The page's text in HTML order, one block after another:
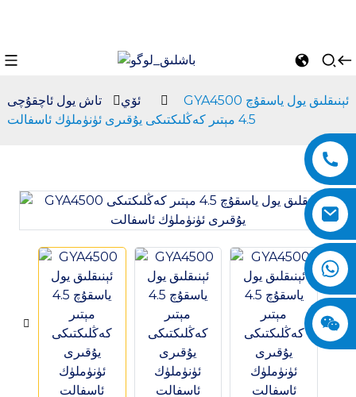
ئۆي تاش يول ئاچقۇچى
GYA4500 ئېنىقلىق يول ياسقۇچ
4.5 مېتىر كەڭلىكتىكى يۇقىرى ئۈنۈملۈك ئاسفالت